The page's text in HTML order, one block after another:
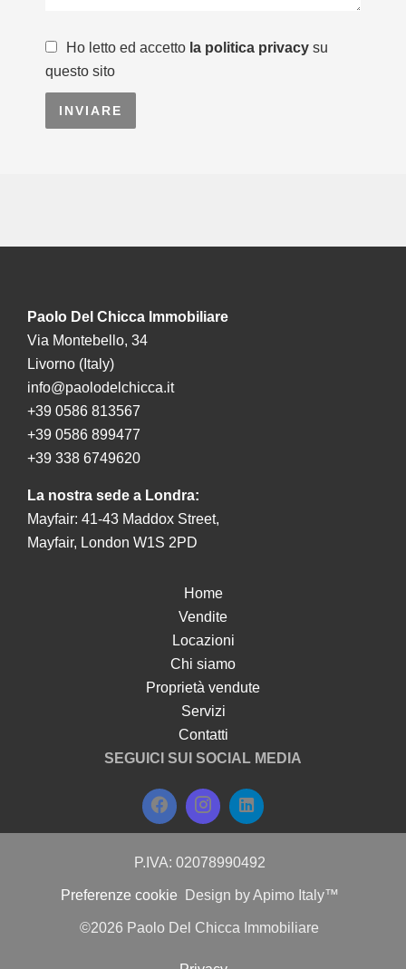
Ho letto ed accetto la politica privacy su
questo sito
INVIARE
Paolo Del Chicca Immobiliare
Via Montebello, 34
Livorno (Italy)
info@paolodelchicca.it
+39 0586 813567
+39 0586 899477
+39 338 6749620
La nostra sede a Londra:
Mayfair: 41-43 Maddox Street,
Mayfair, London W1S 2PD
Home
Vendite
Locazioni
Chi siamo
Proprietà vendute
Servizi
Contatti
SEGUICI SUI SOCIAL MEDIA
P.IVA: 02078990492
Preferenze cookie Design byApimo Italy™
©2026 Paolo Del Chicca Immobiliare